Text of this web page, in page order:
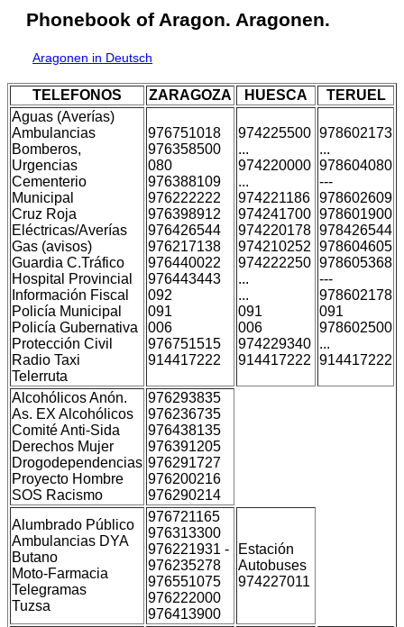
Phonebook of Aragon. Aragonen.
Aragonen in Deutsch
TELEFONOS ZARAGOZA HUESCA
TERUEL
Aguas (Averías)
Ambulancias
Bomberos,
Urgencias
Cementerio
Municipal
Cruz Roja
Eléctricas/Averías
Gas (avisos)
Guardia C.Tráfico
Hospital Provincial
Información Fiscal
Policía Municipal
Policía Gubernativa
Protección Civil
Radio Taxi
Telerruta
976751018
976358500
080
976388109
976222222
976398912
976426544
976217138
976440022
976443443
092
091
006
976751515
914417222
974225500
...
974220000
...
974221186
974241700
974220178
974210252
974222250
...
...
091
006
974229340
914417222
978602173
...
978604080
---
978602609
978601900
978426544
978604605
978605368
---
978602178
091
978602500
...
914417222
Alcohólicos Anón.
As. EX Alcohólicos
Comité Anti-Sida
Derechos Mujer
Drogodependencias
Proyecto Hombre
SOS Racismo
976293835
976236735
976438135
976391205
976291727
976200216
976290214
Alumbrado Público
Ambulancias DYA
Butano
Moto-Farmacia
Telegramas
Tuzsa
976721165
976313300
976221931 -
976235278
976551075
976222000
976413900
Estación
Autobuses
974227011